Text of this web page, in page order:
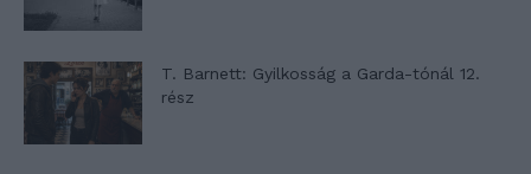
T. Barnett: Gyilkosság a Garda-tónál 12.
rész